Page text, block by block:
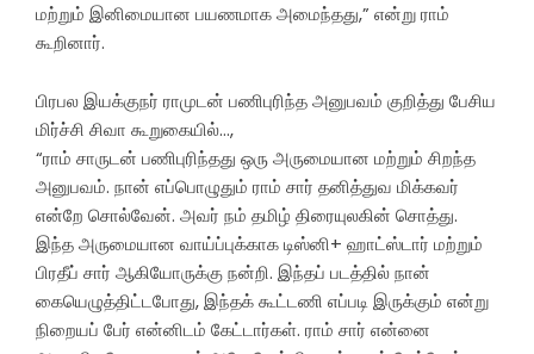
மற்றும் இனிமையான பயணமாக அமைந்தது,” என்று ராம்
கூறினார்.
பிரபல இயக்குநர் ராமுடன் பணிபுரிந்த அனுபவம் குறித்து பேசிய
மிர்ச்சி சிவா கூறுகையில்…,
“ராம் சாருடன் பணிபுரிந்தது ஒரு அருமையான மற்றும் சிறந்த
அனுபவம். நான் எப்பொழுதும் ராம் சார் தனித்துவ மிக்கவர்
என்றே சொல்வேன். அவர் நம் தமிழ் திரையுலகின் சொத்து.
இந்த அருமையான வாய்ப்புக்காக டிஸ்னி+ ஹாட்ஸ்டார் மற்றும்
பிரதீப் சார் ஆகியோருக்கு நன்றி. இந்தப் படத்தில் நான்
கையெழுத்திட்டபோது, இந்தக் கூட்டணி எப்படி இருக்கும் என்று
நிறையப் பேர் என்னிடம் கேட்டார்கள். ராம் சார் என்னை